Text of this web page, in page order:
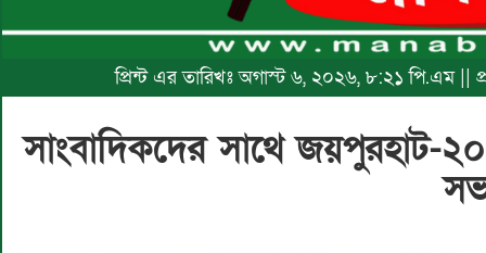
প্রিন্ট এর তারিখঃ অগাস্ট ৬, ২০২৬, ৮:২১ পি.এম ||
সাংবাদিকদের সাথে জয়পুরহাট-